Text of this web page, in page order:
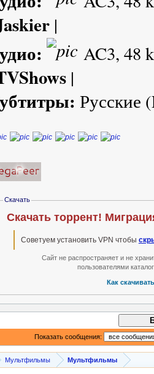
|
AC3, 48
|
Русские
Скачать
Советуем установить VPN чтобы
Сайт не распространяет и не
пользователями
Как
Показать сообщения:
Мультфильмы Мультфильмы